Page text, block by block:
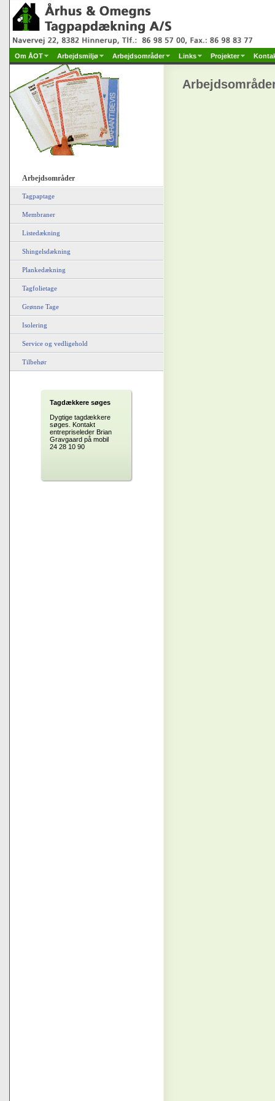
Om ÅOT Arbejdsmiljø Arbejdsområder Links Projekter
Arbejdsområder
Tagpaptage
Membraner
Listedækning
Shingelsdækning
Plankedækning
Tagfolietage
Grønne Tage
Isolering
Service og vedligehold
Tilbehør
Tagdækkere søges
Dygtige tagdækkere
søges. Kontakt
entrepriseleder Brian
Gravgaard på mobil
24 28 10 90